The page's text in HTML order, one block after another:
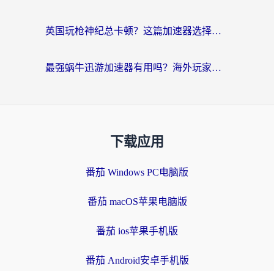
英国玩枪神纪总卡顿？这篇加速器选择指南帮你告别延迟（附实测推荐）
最强蜗牛迅游加速器有用吗？海外玩家国服游戏加速避坑指南（附德国玩忍者必须死3流星蝴蝶剑解决办法）
下载应用
番茄 Windows PC电脑版
番茄 macOS苹果电脑版
番茄 ios苹果手机版
番茄 Android安卓手机版